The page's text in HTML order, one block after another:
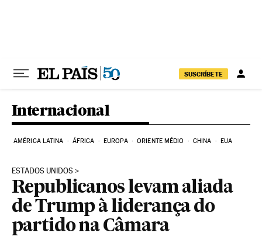
SUSCRÍBETE
Internacional
AMÉRICA LATINA ÁFRICA EUROPA ORIENTE MÉDIO CHINA EUA
ESTADOS UNIDOS
Republicanos levam aliada
de Trump à liderança do
partido na Câmara